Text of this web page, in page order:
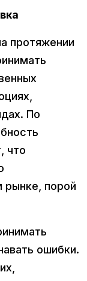
протяжении
По
что
рынке, порой
ошибки.